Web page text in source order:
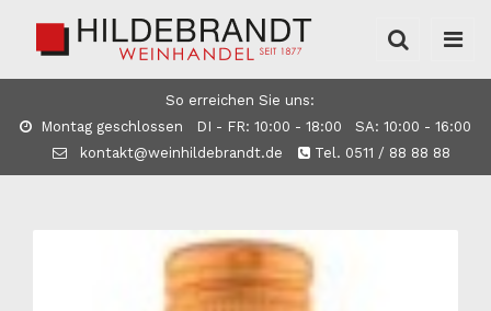
So erreichen Sie uns:
Montag geschlossen DI - FR: 10:00 - 18:00 SA: 10:00 - 16:00
kontakt@weinhildebrandt.de
Tel. 0511 / 88 88 88